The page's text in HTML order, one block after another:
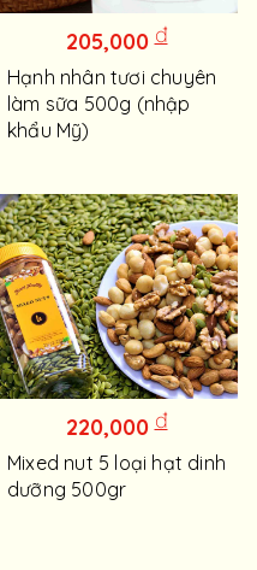
205,000 đ
Hạnh nhân tươi chuyên
làm sữa 500g (nhập
khẩu Mỹ)
220,000 đ
Mixed nut 5 loại hạt dinh
dưỡng 500gr